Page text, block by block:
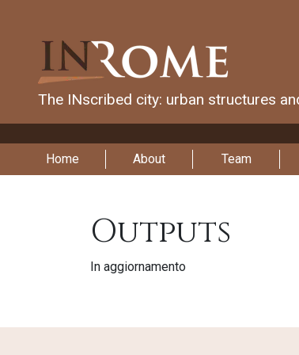
The INscribed city: urban structures
Home About Team
Outputs
In aggiornamento